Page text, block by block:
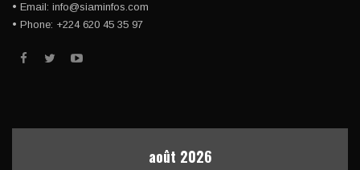
• Email: info@siaminfos.com
• Phone: +224 620 45 35 97
août 2026